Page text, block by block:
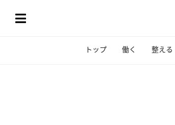
トップ 働く 整える